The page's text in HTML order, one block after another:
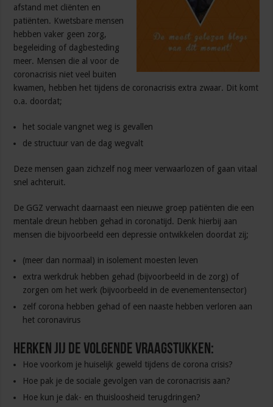
afstand met cliënten en
patiënten. Kwetsbare mensen
hebben vaker geen zorg,
begeleiding of dagbesteding
meer. Mensen die al voor de
coronacrisis niet veel buiten
kwamen, hebben het tijdens de coronacrisis extra zwaar. Dit komt
o.a. doordat;
het sociale vangnet weg is gevallen
de structuur van de dag wegvalt
Deze mensen gaan zichzelf nog meer verwaarlozen of gaan vitaal
snel achteruit.
De GGZ verwacht daarnaast een nieuwe groep patiënten die een
mentale dreun hebben gehad in coronatijd. Denk hierbij aan
mensen die bijvoorbeeld een depressie ontwikkelen doordat zij;
(meer dan normaal) in isolement moesten leven
extra werkdruk hebben gehad (bijvoorbeeld in de zorg) of
zorgen om het werk (bijvoorbeeld in de evenementensector)
zelf corona hebben gehad of een naaste hebben verloren aan
het coronavirus
Herken jij de volgende vraagstukken:
Hoe voorkom je huiselijk geweld tijdens de corona crisis?
Hoe pak je de sociale gevolgen van de coronacrisis aan?
Hoe kun je dak- en thuisloosheid terugdringen?